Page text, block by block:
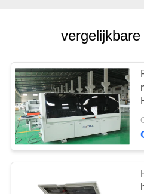
PRIVACY
POLICY